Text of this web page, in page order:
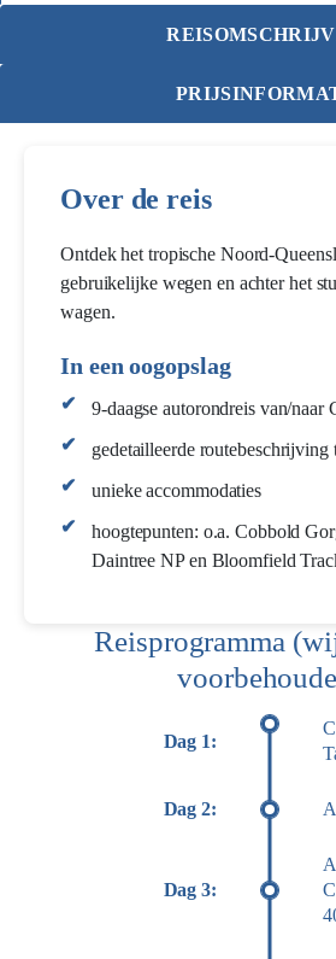
Over de reis
Ontdek het tropische Noord-
gebruikelijke wegen en achter het
wagen.
In een oogopslag
9-daagse autorondreis van/naar
gedetailleerde routebeschrijving
unieke accommodaties
hoogtepunten: o.a. Cobbold
Daintree NP en Bloomfield
Reisprogramma
Dag 1:
Dag 2:
Dag 3: